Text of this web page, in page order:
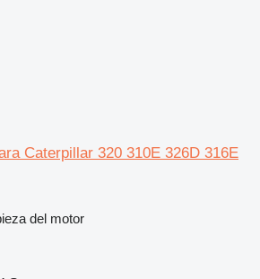
Caterpillar 320 310E 326D 316E
del motor